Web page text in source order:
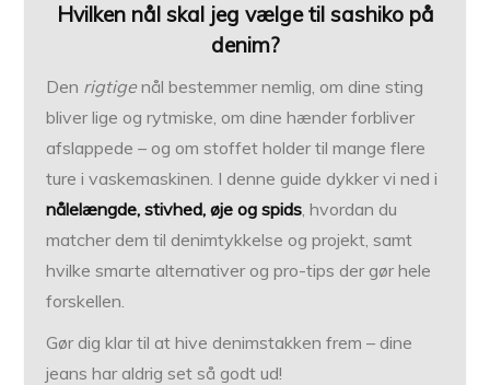
Hvilken nål skal jeg vælge til sashiko på
denim?
Den rigtigenål bestemmer nemlig, om dine sting
bliver lige og rytmiske, om dine hænder forbliver
afslappede – og om stoffet holder til mange flere
ture i vaskemaskinen. I denne guide dykker vi ned i
nålelængde, stivhed, øje og spids, hvordan du
matcher dem til denimtykkelse og projekt, samt
hvilke smarte alternativer og pro-tips der gør hele
forskellen.
Gør dig klar til at hive denimstakken frem – dine
jeans har aldrig set så godt ud!